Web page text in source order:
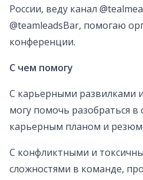
России, веду канал
@teamleadsBar, помогаю
конференции.
С чем помогу
С карьерными развилками
могу помочь разобраться в
карьерным планом и
С конфликтными и
сложностями в команде,